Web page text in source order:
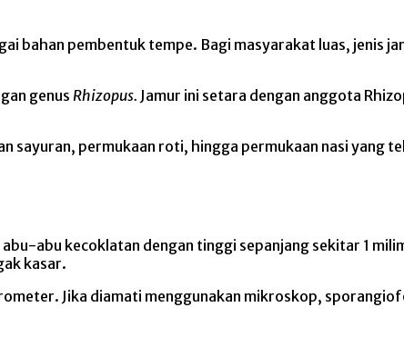
bahan pembentuk tempe. Bagi masyarakat luas, jenis
genus Rhizopus. Jamur ini setara dengan anggota
sayuran, permukaan roti, hingga permukaan nasi yang
abu kecoklatan dengan tinggi sepanjang sekitar 1
kasar.
Jika diamati menggunakan mikroskop,